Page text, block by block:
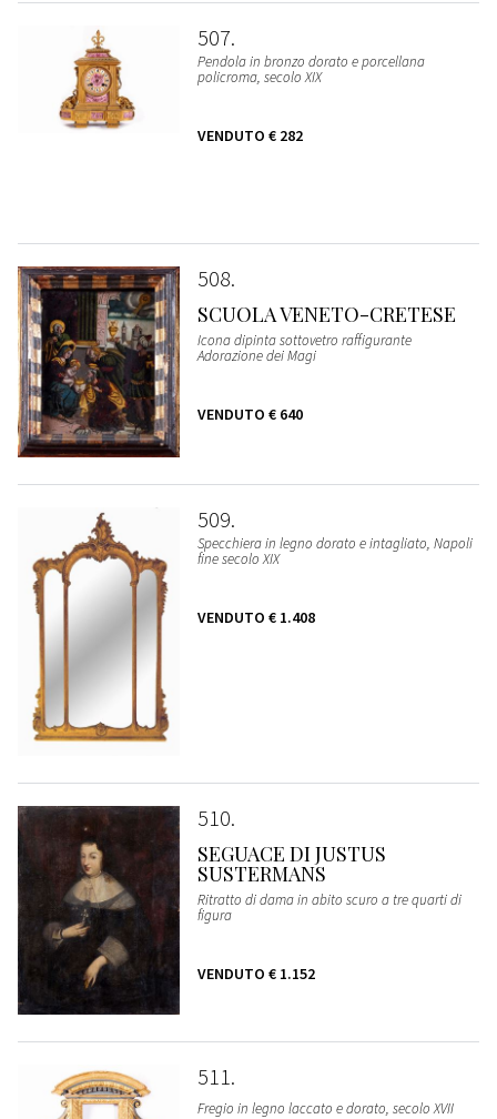
507
Pendola in bronzo dorato e porcellana
policroma, secolo XIX
VENDUTO € 282
508
SCUOLA VENETO-CRETESE
Icona dipinta sottovetro raffigurante
Adorazione dei Magi
VENDUTO € 640
509
Specchiera in legno dorato e intagliato, Napoli
fine secolo XIX
VENDUTO € 1.408
510
SEGUACE DI JUSTUS
SUSTERMANS
Ritratto di dama in abito scuro a tre quarti di
figura
VENDUTO € 1.152
511
Fregio in legno laccato e dorato, secolo XVII